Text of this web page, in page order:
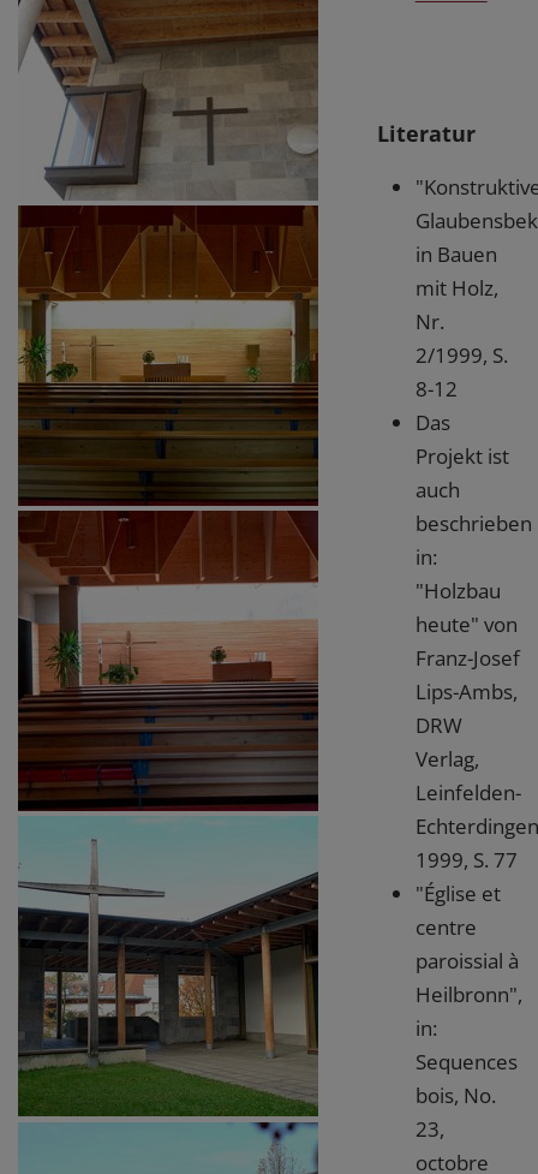
Literatur
in Bauen
mit Holz,
Nr.
2/1999, S.
8-12
Das
Projekt ist
auch
beschrieben
in:
"Holzbau
heute" von
Franz-Josef
Lips-Ambs,
DRW
Verlag,
Leinfelden-
1999, S. 77
"Église et
centre
paroissial à
Heilbronn",
in:
Sequences
bois, No.
23,
octobre